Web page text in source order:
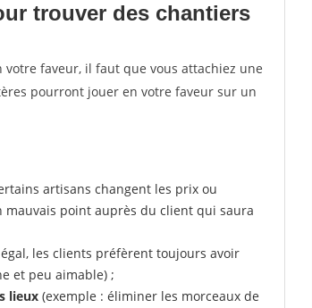
trouver des chantiers
faveur, il faut que vous attachiez une
pourront jouer en votre faveur sur un
artisans changent les prix ou
point auprès du client qui saura
les clients préfèrent toujours avoir
et peu aimable) ;
lieux (exemple : éliminer les morceaux de